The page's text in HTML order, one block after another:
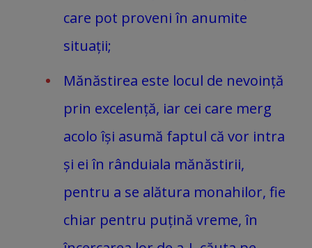
care pot proveni în anumite
situații;
Mănăstirea este locul de nevoință
prin excelență, iar cei care merg
acolo își asumă faptul că vor intra
și ei în rânduiala mănăstirii,
pentru a se alătura monahilor, fie
chiar pentru puțină vreme, în